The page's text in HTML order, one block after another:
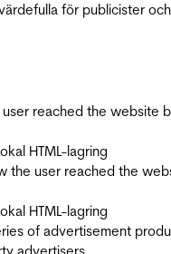
för publicister och
reached the website
HTML-lagring
the user reached the
HTML-lagring
of advertisement